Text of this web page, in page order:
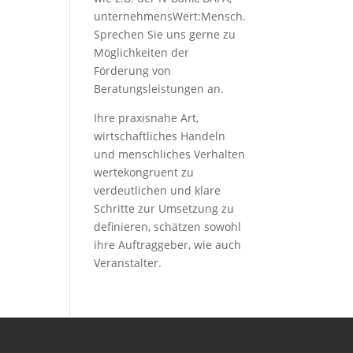
unternehmensWert:Mensch.
Sprechen Sie uns gerne zu
Möglichkeiten der
Förderung von
Beratungsleistungen an.
Ihre praxisnahe Art,
wirtschaftliches Handeln
und menschliches Verhalten
wertekongruent zu
verdeutlichen und klare
Schritte zur Umsetzung zu
definieren, schätzen sowohl
ihre Auftraggeber, wie auch
Veranstalter.